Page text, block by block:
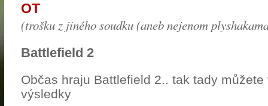
OT
(trošku z jiného soudku (aneb nejenom
Battlefield 2
Občas hraju Battlefield 2.. tak tady můžete
výsledky